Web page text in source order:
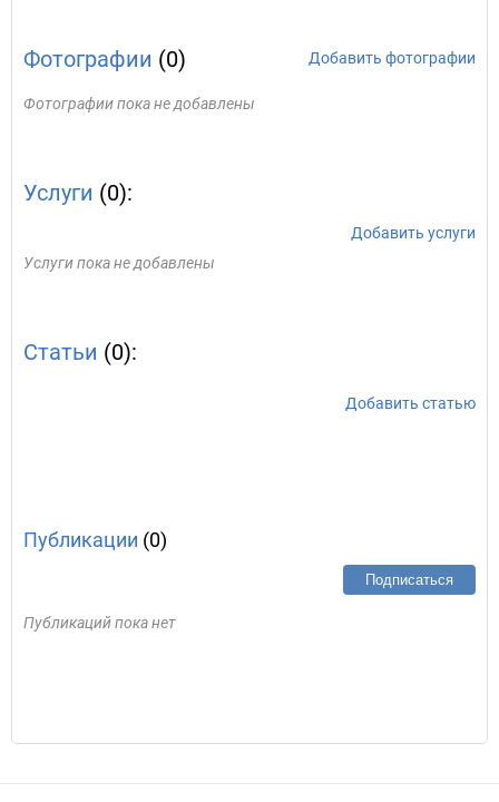
Фотографии (0) Добавить фотографии
Фотографии пока не добавлены
Услуги (0):
Добавить услуги
Услуги пока не добавлены
Статьи (0):
Добавить статью
Публикации (0)
Подписаться
Публикаций пока нет